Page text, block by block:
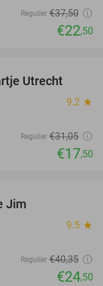
Regulier €37,50
€22,50
Utrecht
9.2 star
Regulier €31,05
€17,50
Jim
9.5 star
Regulier €40,35
€24,50